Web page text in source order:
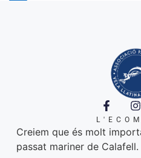
Creiem que és molt
passat mariner de Calafell.